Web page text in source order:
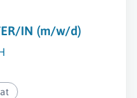
IN (m/w/d)